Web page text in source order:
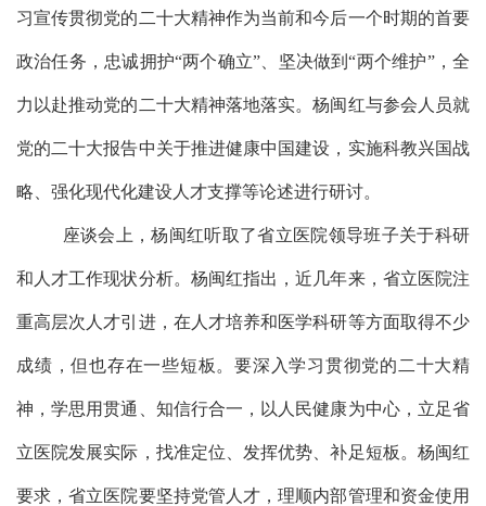
习宣传贯彻党的二十大精神作为当前和今后一个时期的首要
政治任务，忠诚拥护“两个确立”、坚决做到“两个维护”，全
力以赴推动党的二十大精神落地落实。杨闽红与参会人员就
党的二十大报告中关于推进健康中国建设，实施科教兴国战
略、强化现代化建设人才支撑等论述进行研讨。
座谈会上，杨闽红听取了省立医院领导班子关于科研
和人才工作现状分析。杨闽红指出，近几年来，省立医院注
重高层次人才引进，在人才培养和医学科研等方面取得不少
成绩，但也存在一些短板。要深入学习贯彻党的二十大精
神，学思用贯通、知信行合一， 以人民健康为中心， 立足省
立医院发展实际，找准定位、发挥优势 、补足短板 。 杨闽红
要求，省立医院要坚持党管人才，理顺内部管理和资金使用